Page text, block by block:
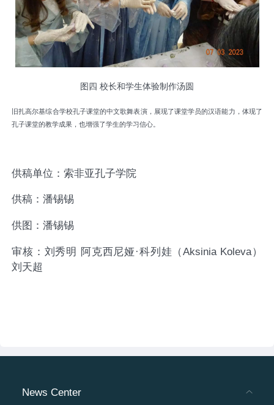
图四 校长和学生体验制作汤圆
旧扎高尔基综合学校孔子课堂的中文歌舞表演，展现了课堂学员的汉语能力，体现了
孔子课堂的教学成果，也增强了学生的学习信心。
供稿单位：索非亚孔子学院
供稿：潘锡锡
供图：潘锡锡
审核：刘秀明 阿克西尼娅·科列娃（Aksinia Koleva）
刘天超
News Center